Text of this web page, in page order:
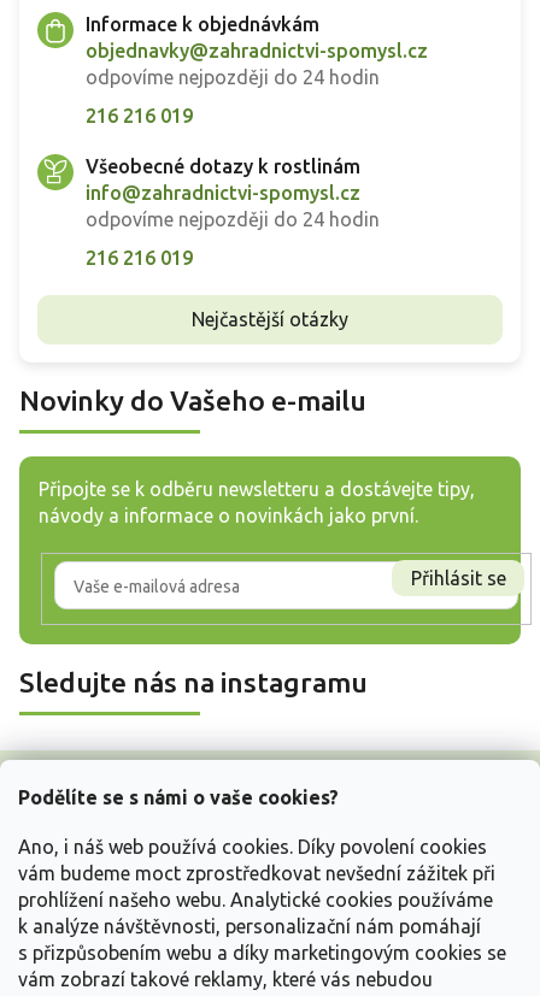
Podělíte se s námi o vaše cookies?
Ano, i náš web používá cookies. Díky povolení cookies
vám budeme moct zprostředkovat nevšední zážitek při
prohlížení našeho webu. Analytické cookies používáme
k analýze návštěvnosti, personalizační nám pomáhají
s přizpůsobením webu a díky marketingovým cookies se
vám zobrazí takové reklamy, které vás nebudou
Informace k objednávkám
objednavky@zahradnictvi-spomysl.cz
odpovíme nejpozději do 24 hodin
216 216 019
Všeobecné dotazy k rostlinám
info@zahradnictvi-spomysl.cz
odpovíme nejpozději do 24 hodin
216 216 019
Nejčastější otázky
Novinky do Vašeho e-mailu
Připojte se k odběru newsletteru a dostávejte tipy,
návody a informace o novinkách jako první.
Přihlásit se
Sledujte nás na instagramu
Z
Vše o nákupu
Informace pro Vás